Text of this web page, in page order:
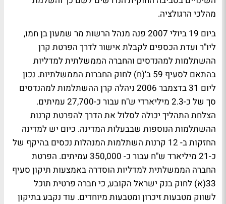
מהלכי הרגולציה.
ביום 19 ביולי 2007 פנה מנהל הרשות מר שמעון בן חמו,
ליו"ר ועדת הכספים לקבלת אישור לדרך הפרטת קרן
ההשתלמות למהנדסים והחברה הממשלתית למדליות
בהתאם לסעיף 59 ב'(ח) לחוק החברות הממשלתיות. נכון
ליום 31 בדצמבר 2006 ניהלה קרן ההשתלמות למהנדסים
סך של כ-2.3 מיליארדי ש"ח עבור כ-27,700 עמיתים.
הצלחת התהליך יכולה לסלול את הדרך להפרטת קרנות
ההשתלמות הנוספות שבבעלות המדינה. כיום יש למדינה
החזקות ב- 12 קרנות השתלמות המנהלות נכסים בהיקף של
כ-21 מיליארד ש"ח עבור כ- 350,000 עמיתים. הפרטת
החברה הממשלתית למדליות הוסדרה באמצעות תיקון סעיף
33(א) לחוק בנק ישראל הקובע, כי חברה פרטית תוכל
לשווק מטבעות זיכרון ומטבעות מיוחדים. עוד נקבע בתיקון